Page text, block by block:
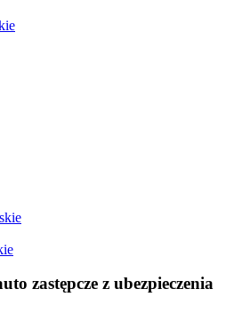
zastępcze z ubezpieczenia